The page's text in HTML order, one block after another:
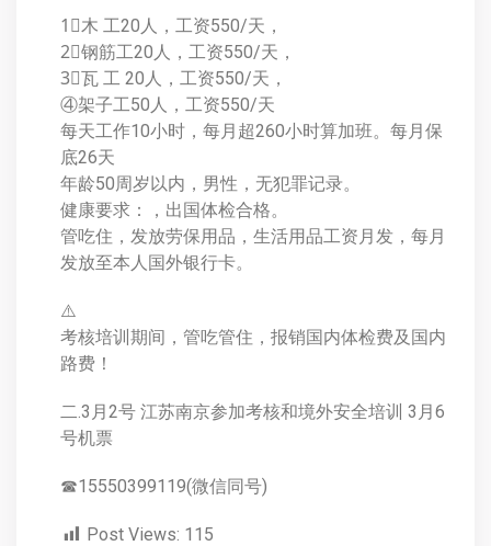
1⃣木 工20人，工资550/天，
2⃣钢筋工20人，工资550/天，
3⃣瓦 工 20人，工资550/天，
④架子工50人，工资550/天
每天工作10小时，每月超260小时算加班。每月保
底26天
年龄50周岁以内，男性，无犯罪记录。
健康要求：，出国体检合格。
管吃住，发放劳保用品，生活用品工资月发，每月
发放至本人国外银行卡。
⚠️
考核培训期间，管吃管住，报销国内体检费及国内
路费！
二.3月2号 江苏南京参加考核和境外安全培训 3月6
号机票
☎15550399119(微信同号)
Post Views: 115